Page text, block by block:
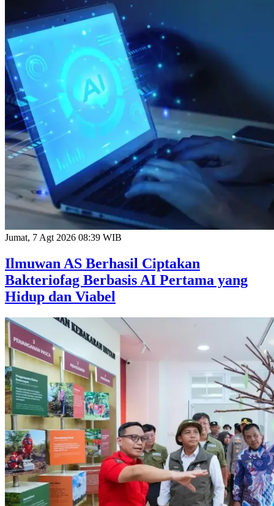
Jumat, 7 Agt 2026 08:39 WIB
Ilmuwan AS Berhasil Ciptakan
Bakteriofag Berbasis AI Pertama yang
Hidup dan Viabel